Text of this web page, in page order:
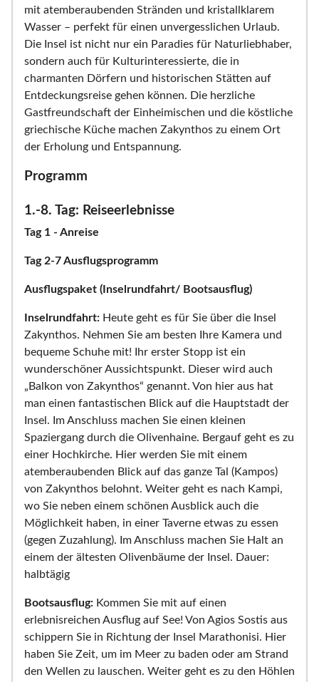
mit atemberaubenden Stränden und kristallklarem
Wasser – perfekt für einen unvergesslichen Urlaub.
Die Insel ist nicht nur ein Paradies für Naturliebhaber,
sondern auch für Kulturinteressierte, die in
charmanten Dörfern und historischen Stätten auf
Entdeckungsreise gehen können. Die herzliche
Gastfreundschaft der Einheimischen und die köstliche
griechische Küche machen Zakynthos zu einem Ort
der Erholung und Entspannung.
Programm
1.-8. Tag: Reiseerlebnisse
Tag 1 - Anreise
Tag 2-7 Ausflugsprogramm
Ausflugspaket (Inselrundfahrt/ Bootsausflug)
Inselrundfahrt: Heute geht es für Sie über die Insel
Zakynthos. Nehmen Sie am besten Ihre Kamera und
bequeme Schuhe mit! Ihr erster Stopp ist ein
wunderschöner Aussichtspunkt. Dieser wird auch
„Balkon von Zakynthos“ genannt. Von hier aus hat
man einen fantastischen Blick auf die Hauptstadt der
Insel. Im Anschluss machen Sie einen kleinen
Spaziergang durch die Olivenhaine. Bergauf geht es zu
einer Hochkirche. Hier werden Sie mit einem
atemberaubenden Blick auf das ganze Tal (Kampos)
von Zakynthos belohnt. Weiter geht es nach Kampi,
wo Sie neben einem schönen Ausblick auch die
Möglichkeit haben, in einer Taverne etwas zu essen
(gegen Zuzahlung). Im Anschluss machen Sie Halt an
einem der ältesten Olivenbäume der Insel. Dauer:
halbtägig
Bootsausflug: Kommen Sie mit auf einen
erlebnisreichen Ausflug auf See! Von Agios Sostis aus
schippern Sie in Richtung der Insel Marathonisi. Hier
haben Sie Zeit, um im Meer zu baden oder am Strand
den Wellen zu lauschen. Weiter geht es zu den Höhlen